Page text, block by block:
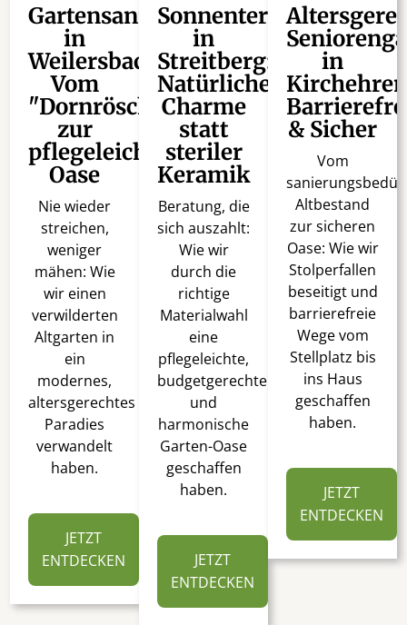
Gartensanierung
in
Weilersbach:
Vom
"Dornröschenschlaf"
zur
pflegeleichten
Oase
Nie wieder
streichen,
weniger
mähen: Wie
wir einen
verwilderten
Altgarten in
ein
modernes,
altersgerechtes
Paradies
verwandelt
haben.
JETZT
ENTDECKEN
Sonnenterrasse
in
Streitberg:
Natürlicher
Charme
statt
steriler
Keramik
Beratung, die
sich auszahlt:
Wie wir
durch die
richtige
Materialwahl
eine
pflegeleichte,
budgetgerechte
und
harmonische
Garten-Oase
geschaffen
haben.
JETZT
ENTDECKEN
in
& Sicher
Vom
Altbestand
zur sicheren
Oase: Wie wir
Stolperfallen
beseitigt und
barrierefreie
Wege vom
Stellplatz bis
ins Haus
geschaffen
haben.
JETZT
ENTDECKEN